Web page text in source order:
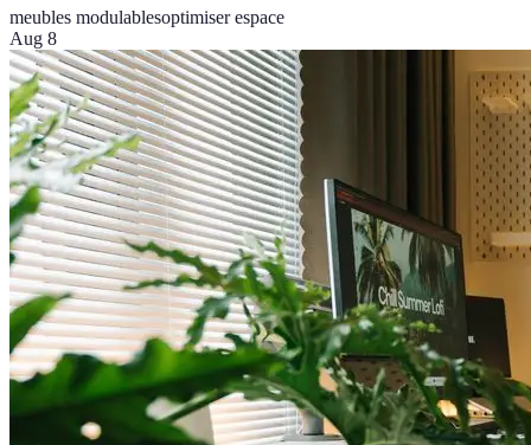
meubles modulablesoptimiser espace
Aug 8